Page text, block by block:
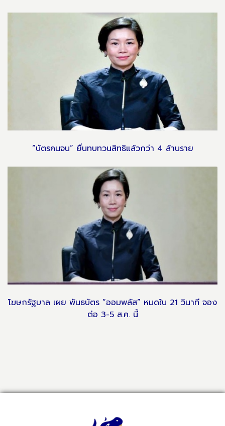
“บัตรคนจน” ยื่นทบทวนสิทธิแล้วกว่า 4 ล้านราย
โฆษกรัฐบาล เผย พันธบัตร “ออมพลัส” หมดใน 21 วินาที จอง
ต่อ 3-5 ส.ค. นี้